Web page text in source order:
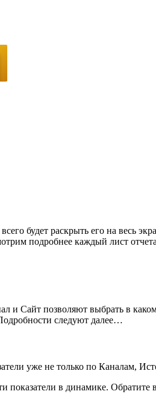
будет раскрыть его на весь
подробнее каждый лист
Сайт позволяют выбрать в каком
следуют далее…
уже не только по Каналам,
показатели в динамике.